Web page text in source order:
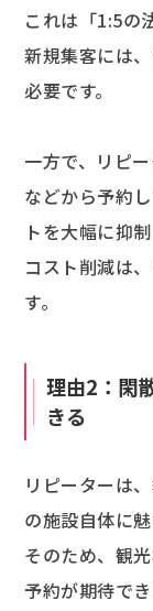
これは「1:5の
新規集客には
必要です。
一方で、リピ
などから予約
トを大幅に抑制
コスト削減は
す。
理由2：閑
きる
リピーターは
の施設自体に
そのため、観
予約が期待でき